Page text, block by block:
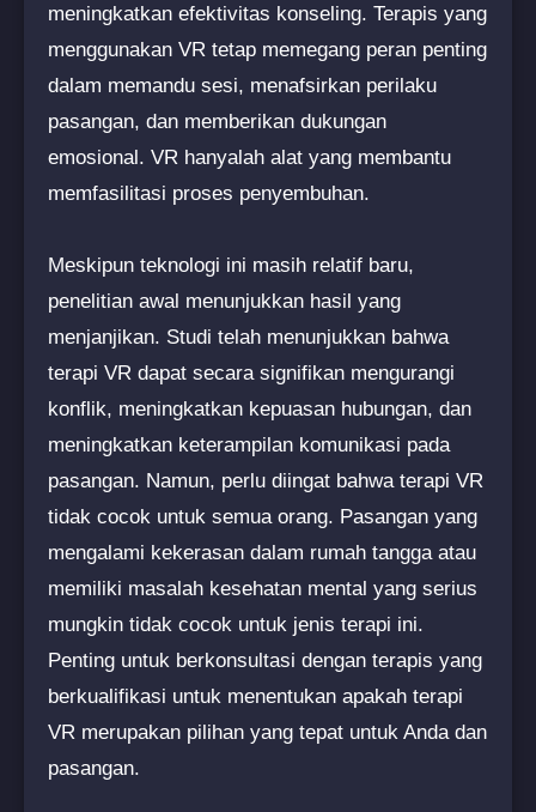
meningkatkan efektivitas konseling. Terapis yang
menggunakan VR tetap memegang peran penting
dalam memandu sesi, menafsirkan perilaku
pasangan, dan memberikan dukungan
emosional. VR hanyalah alat yang membantu
memfasilitasi proses penyembuhan.
Meskipun teknologi ini masih relatif baru,
penelitian awal menunjukkan hasil yang
menjanjikan. Studi telah menunjukkan bahwa
terapi VR dapat secara signifikan mengurangi
konflik, meningkatkan kepuasan hubungan, dan
meningkatkan keterampilan komunikasi pada
pasangan. Namun, perlu diingat bahwa terapi VR
tidak cocok untuk semua orang. Pasangan yang
mengalami kekerasan dalam rumah tangga atau
memiliki masalah kesehatan mental yang serius
mungkin tidak cocok untuk jenis terapi ini.
Penting untuk berkonsultasi dengan terapis yang
berkualifikasi untuk menentukan apakah terapi
VR merupakan pilihan yang tepat untuk Anda dan
pasangan.